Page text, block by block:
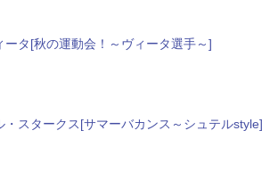
ータ[秋の運動会！～ヴィータ選手～]
・スタークス[サマーバカンス～シュテルstyle]